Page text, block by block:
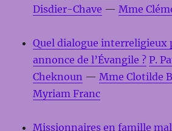
Disdier-Chave —Mme
Quel dialogue interreligieux
annonce de l’Évangile ? P.
Cheknoun —Mme Clotilde
Myriam Franc
Missionnaires en famille